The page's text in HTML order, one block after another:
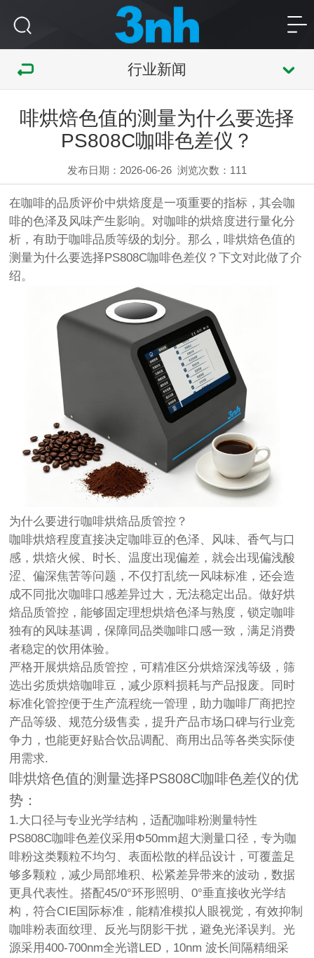
行业新闻
啡烘焙色值的测量为什么要选择
PS808C咖啡色差仪？
发布日期：2026-06-26 浏览次数： 111
在咖啡的品质评价中烘焙度是一项重要的指标，其会咖
啡的色泽及风味产生影响。对咖啡的烘焙度进行量化分
析，有助于咖啡品质等级的划分。那么，啡烘焙色值的
测量为什么要选择PS808C咖啡色差仪？下文对此做了介
绍。
为什么要进行咖啡烘焙品质管控？
咖啡烘焙程度直接决定咖啡豆的色泽、风味、香气与口
感，烘焙火候、时长、温度出现偏差，就会出现偏浅酸
涩、偏深焦苦等问题，不仅打乱统一风味标准，还会造
成不同批次咖啡口感差异过大，无法稳定出品。做好烘
焙品质管控，能够固定理想烘焙色泽与熟度，锁定咖啡
独有的风味基调，保障同品类咖啡口感一致，满足消费
者稳定的饮用体验。
严格开展烘焙品质管控，可精准区分烘焙深浅等级，筛
选出劣质烘焙咖啡豆，减少原料损耗与产品报废。同时
标准化管控便于生产流程统一管理，助力咖啡厂商把控
产品等级、规范分级售卖，提升产品市场口碑与行业竞
争力，也能更好贴合饮品调配、商用出品等各类实际使
用需求.
啡烘焙色值的测量选择PS808C咖啡色差仪的优
势：
1.大口径与专业光学结构，适配咖啡粉测量特性
PS808C咖啡色差仪采用Φ50mm超大测量口径，专为咖
啡粉这类颗粒不均匀、表面松散的样品设计，可覆盖足
够多颗粒，减少局部堆积、松紧差异带来的波动，数据
更具代表性。搭配45/0°环形照明、0°垂直接收光学结
构，符合CIE国际标准，能精准模拟人眼视觉，有效抑制
咖啡粉表面纹理、反光与阴影干扰，避免光泽误判。光
源采用400-700nm全光谱LED，10nm 波长间隔精细采